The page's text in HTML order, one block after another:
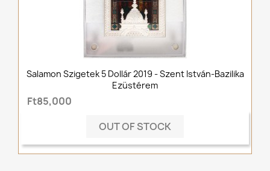
Salamon Szigetek 5 Dollár 2019 - Szent István-Bazilika
Ezüstérem
Ft85,000
OUT OF STOCK